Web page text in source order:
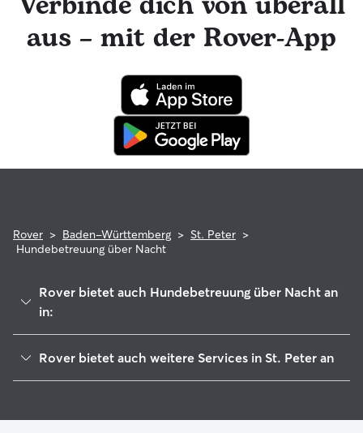
Foto-Updates erhalten. Der engagierte Kundenservice von
Rover ist für dich da und dein Hundesitter hat die
Möglichkeit, professionelle tierärztliche Beratung in
Anspruch zu nehmen. Im seltenen Fall eines Problems
Haustier profitiert von der Rover-Garantie, die die Kosten
für tierärztliche Behandlungen erstattet.
aus – mit der Rover-App
Rover > Baden-Württemberg > St. Peter >
Hundebetreuung über Nacht
Rover bietet auch Hundebetreuung über Nacht an
in:
Freiburg im Breisgau
Rover bietet auch weitere Services in St. Peter an